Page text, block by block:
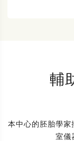
輔
本中心的胚胎學
室儀